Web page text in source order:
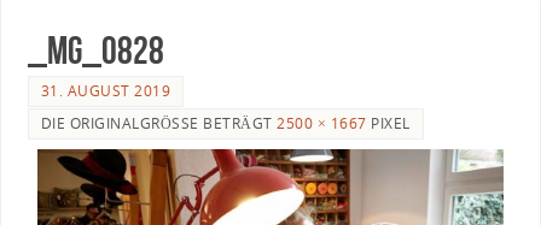
_MG_0828
31. AUGUST 2019
DIE ORIGINALGRÖSSE BETRÄGT 2500 × 1667 PIXEL